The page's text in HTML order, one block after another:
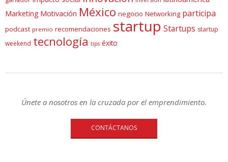
Marketing Motivación México negocio Networking participa
podcast premio recomendaciones startup Startups startup
weekend tecnología tips éxito
Únete a nosotros en la cruzada por el emprendimiento.
CONTÁCTANOS